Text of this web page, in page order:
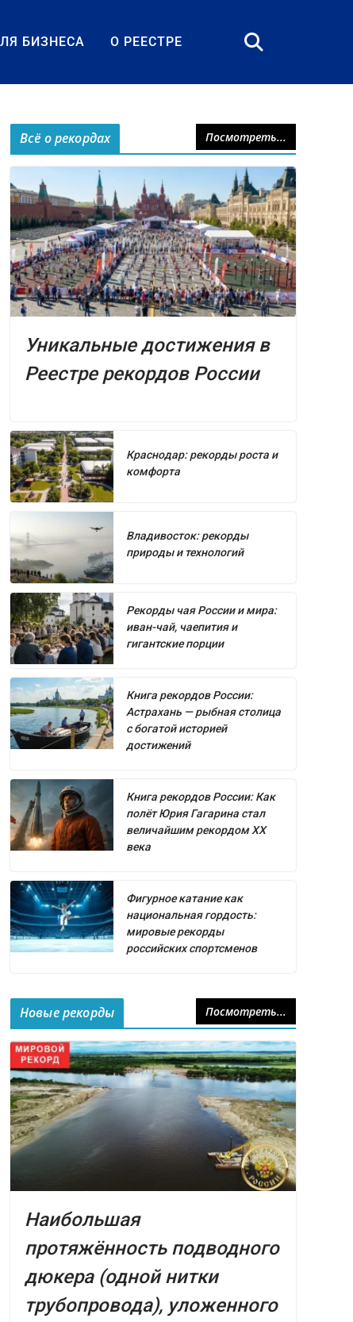
БИЗНЕСА О РЕЕСТРЕ
Всё о рекордах Посмотреть...
Уникальные достижения в
Реестре рекордов России
Краснодар: рекорды роста и
комфорта
Владивосток: рекорды
природы и технологий
Рекорды чая России и мира:
иван-чай, чаепития и
гигантские порции
Книга рекордов России:
Астрахань — рыбная столица
с богатой историей
достижений
Книга рекордов России: Как
полёт Юрия Гагарина стал
величайшим рекордом XX
века
Фигурное катание как
национальная гордость:
мировые рекорды
российских спортсменов
Новые рекорды Посмотреть...
Наибольшая
протяжённость подводного
дюкера (одной нитки
трубопровода), уложенного